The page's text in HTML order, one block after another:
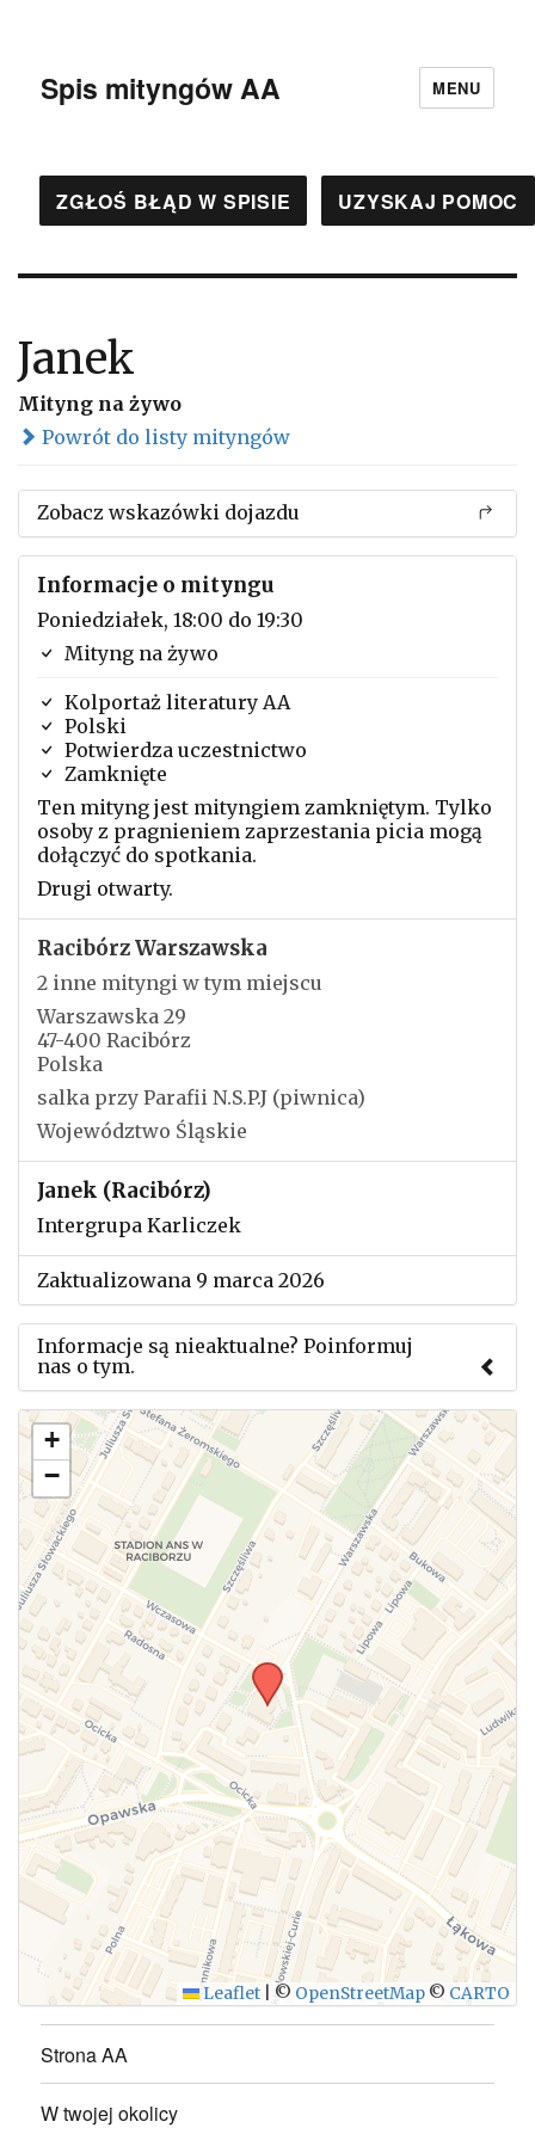
Spis mityngów AA MENU
ZGŁOŚ BŁĄD W SPISIE UZYSKAJ POMOC
Janek
Mityng na żywo
Powrót do listy mityngów
Zobacz wskazówki dojazdu
Informacje o mityngu
Poniedziałek, 18:00 do 19:30
Mityng na żywo
Kolportaż literatury AA
Polski
Potwierdza uczestnictwo
Zamknięte
Ten mityng jest mityngiem zamkniętym. Tylko
osoby z pragnieniem zaprzestania picia mogą
dołączyć do spotkania.
Drugi otwarty.
Racibórz Warszawska
2 inne mityngi w tym miejscu
Warszawska 29
47-400 Racibórz
Polska
salka przy Parafii N.S.P.J (piwnica)
Województwo Śląskie
Janek (Racibórz)
Intergrupa Karliczek
Zaktualizowana 9 marca 2026
Informacje są nieaktualne? Poinformuj
nas o tym.
Użyj tego formularza aby przesłać informację o
zmianach w powyższym mityngu.
WYŚLIJ
+
−
Leaflet © OpenStreetMap © CARTO
Strona AA
W twojej okolicy